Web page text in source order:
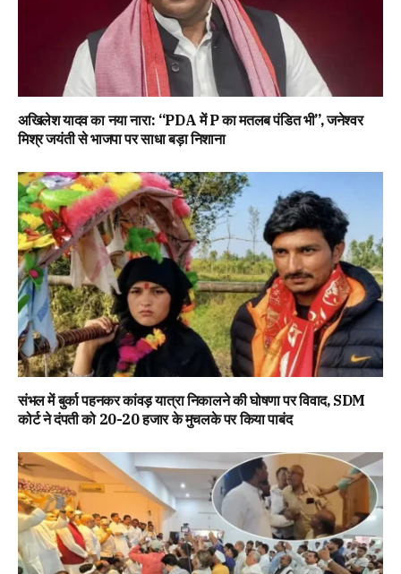
अखिलेश यादव का नया नारा: “PDA में P का मतलब पंडित भी”, जनेश्वर
मिश्र जयंती से भाजपा पर साधा बड़ा निशाना
संभल में बुर्का पहनकर कांवड़ यात्रा निकालने की घोषणा पर विवाद, SDM
कोर्ट ने दंपती को 20-20 हजार के मुचलके पर किया पाबंद